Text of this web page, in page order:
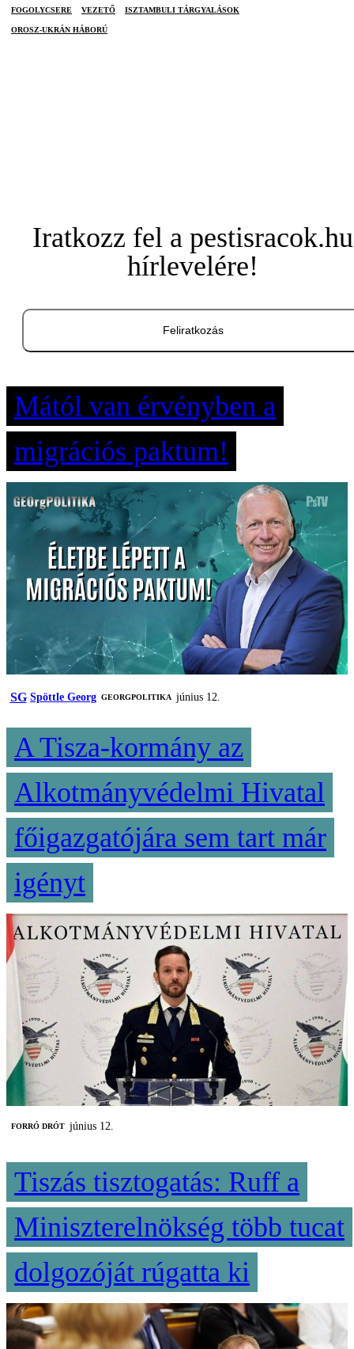
FOGOLYCSERE VEZETŐ ISZTAMBULI TÁRGYALÁSOK
OROSZ-UKRÁN HÁBORÚ
Iratkozz fel a pestisracok.hu
hírlevelére!
Feliratkozás
Mától van érvényben a
migrációs paktum!
SG Spöttle Georg ‎GEORGPOLITIKA június 12.
A Tisza-kormány az
Alkotmányvédelmi Hivatal
főigazgatójára sem tart már
igényt
FORRÓ DRÓT június 12.
Tiszás tisztogatás: Ruff a
Miniszterelnökség több tucat
dolgozóját rúgatta ki